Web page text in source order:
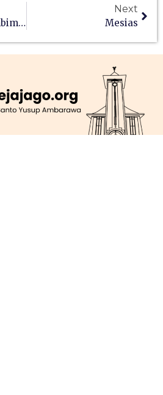
Mungkinkah Membimbing Orang Buta?
Next
Mesias